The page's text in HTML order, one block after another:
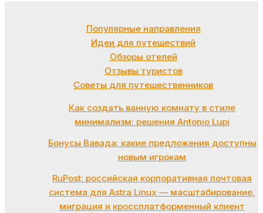
Популярные направления
Идеи для путешествий
Обзоры отелей
Отзывы туристов
Советы для путешественников
Как создать ванную комнату в стиле
минимализм: решения Antonio Lupi
Бонусы Вавада: какие предложения доступны
новым игрокам
RuPost: российская корпоративная почтовая
система для Astra Linux — масштабирование,
миграция и кроссплатформенный клиент